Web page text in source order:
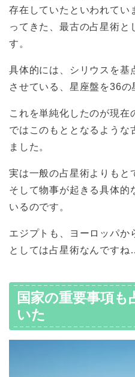
存在していたといわれてい
ってきた、最古の占星術と
す。
具体的には、シリウスを基
させている、星座盤を36の
これを単純化したのが現在
ではこのもととなるような
ました。
実は一般の占星術よりもと
そして物事が起きる具体的
いるのです。
エジプトも、ヨーロッパか
としては占星術なんですね
国家の重要事項
いた